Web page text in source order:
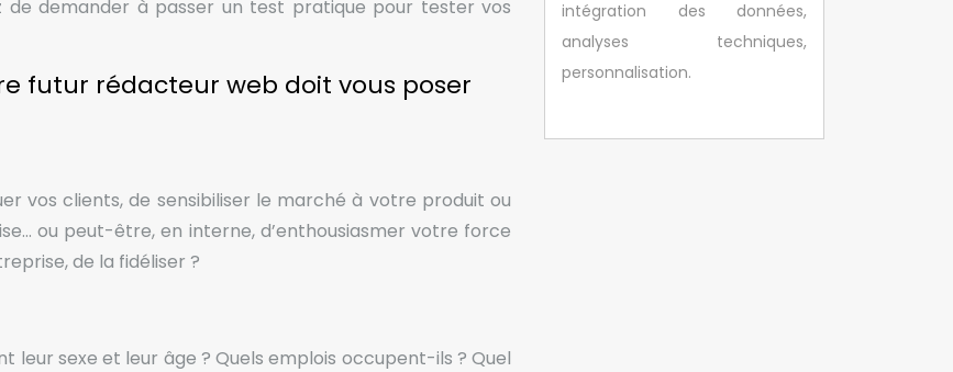
de demander à passer un test pratique pour tester vos
futur rédacteur web doit vous poser
vos clients, de sensibiliser le marché à votre produit ou
ou peut-être, en interne, d’enthousiasmer votre force
de la fidéliser ?
leur sexe et leur âge ? Quels emplois occupent-ils ? Quel
intégration des données,
analyses techniques,
personnalisation.